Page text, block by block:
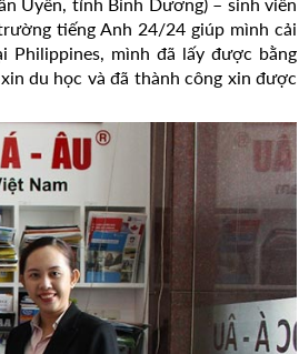
tiếng Anh 24/24 giúp mình cải
mình đã lấy được bằng
du học và đã thành công xin được